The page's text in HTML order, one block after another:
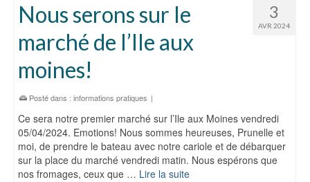
3
AVR 2024
Nous serons sur le
marché de l’Ile aux
moines!
Posté dans : informations pratiques |
Ce sera notre premier marché sur l’Ile aux Moines vendredi
05/04/2024. Emotions! Nous sommes heureuses, Prunelle et
moi, de prendre le bateau avec notre cariole et de débarquer
sur la place du marché vendredi matin. Nous espérons que
nos fromages, ceux que … Lire la suite